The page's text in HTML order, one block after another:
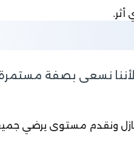
أثر.
نسعى بصفة
ونقدم مستوى يرضي